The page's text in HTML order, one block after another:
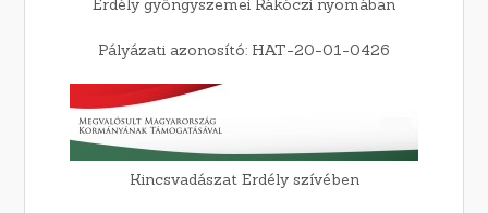
Erdély gyöngyszemei Rákóczi nyomában
Pályázati azonosító: HAT-20-01-0426
Kincsvadászat Erdély szívében